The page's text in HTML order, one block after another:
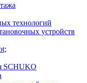
технологий
устройств
SCHUKO